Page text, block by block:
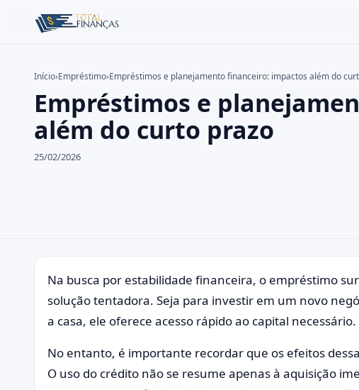
Buscar no site
Buscar por:
Pressione Enter para buscar ou ESC para fechar.
Início›Empréstimo›Empréstimos e planejamento financeiro: impactos além do
Empréstimos e
além do curto prazo
25/02/2026
Na busca por estabilidade financeira, o empréstimo
solução tentadora. Seja para investir em um novo
a casa, ele oferece acesso rápido ao capital necessário.
No entanto, é importante recordar que os efeitos
O uso do crédito não se resume apenas à aquisição